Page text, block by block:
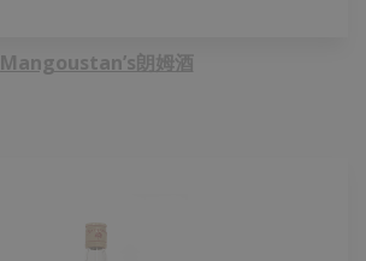
Mangoustan’s朗姆酒